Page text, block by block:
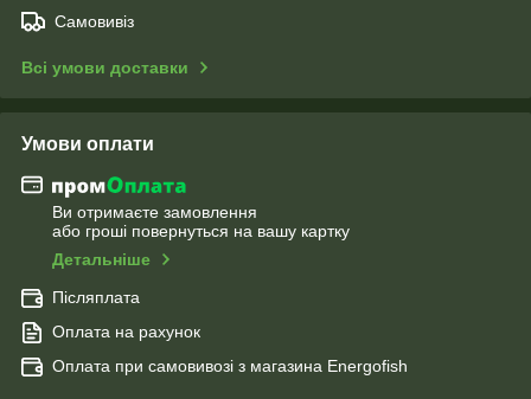
Самовивіз
Всі умови доставки
Умови оплати
Ви отримаєте замовлення
або гроші повернуться на вашу картку
Детальніше
Післяплата
Оплата на рахунок
Оплата при самовивозі з магазина Energofish